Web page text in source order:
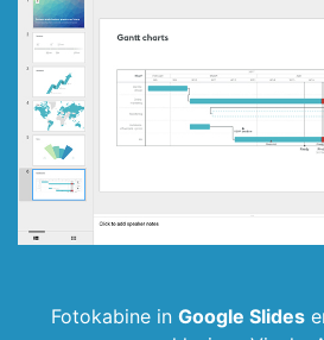
Fotokabine in Google Slides